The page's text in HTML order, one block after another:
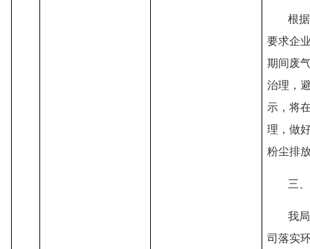
根
要求企
期间废
治理，
示，将
理，做
粉尘排
三
我
司落实